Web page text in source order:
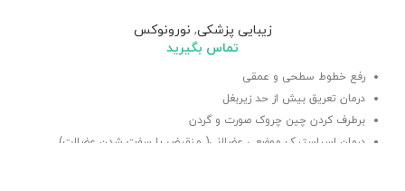
زیبایی پزشکی, نورونوکس
تماس بگیرید
رفع خطوط سطحی و عمقی
درمان تعریق بیش از حد زیربغل
برطرف کردن چین چروک صورت و گردن
درمان اسپاستیک موضعی عضلانی( منقبض یا سفت شدن عضلات)